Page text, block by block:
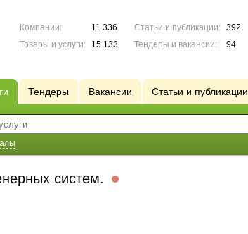
Компании:
11 336
Товары и услуги:
15 133
Статьи и публикации:
392
Тендеры и вакансии:
94
Тендеры Вакансии Статьи и публикации
систем.